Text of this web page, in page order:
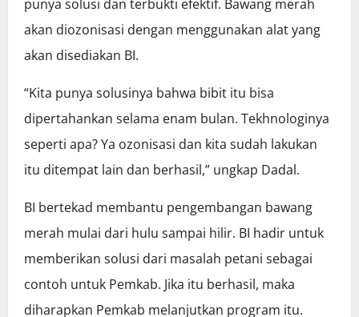
punya solusi dan terbukti efektif. Bawang merah
akan diozonisasi dengan menggunakan alat yang
akan disediakan BI.
“Kita punya solusinya bahwa bibit itu bisa
dipertahankan selama enam bulan. Tekhnologinya
seperti apa? Ya ozonisasi dan kita sudah lakukan
itu ditempat lain dan berhasil,” ungkap Dadal.
BI bertekad membantu pengembangan bawang
merah mulai dari hulu sampai hilir. BI hadir untuk
memberikan solusi dari masalah petani sebagai
contoh untuk Pemkab. Jika itu berhasil, maka
diharapkan Pemkab melanjutkan program itu.